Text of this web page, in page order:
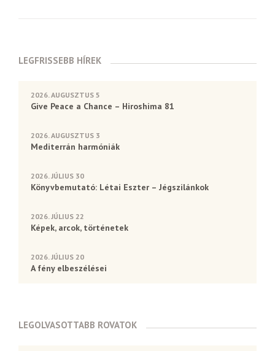
LEGFRISSEBB HÍREK
2026. AUGUSZTUS 5
Give Peace a Chance – Hiroshima 81
2026. AUGUSZTUS 3
Mediterrán harmóniák
2026. JÚLIUS 30
Könyvbemutató: Létai Eszter – Jégszilánkok
2026. JÚLIUS 22
Képek, arcok, történetek
2026. JÚLIUS 20
A fény elbeszélései
LEGOLVASOTTABB ROVATOK